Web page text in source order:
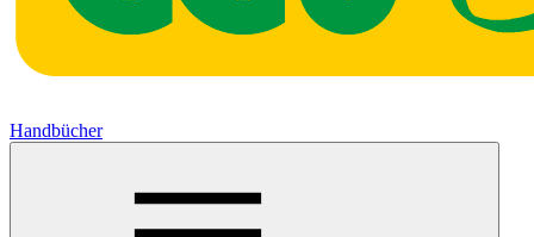
Handbücher